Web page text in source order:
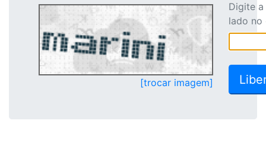
[trocar imagem]
Digite
lado no